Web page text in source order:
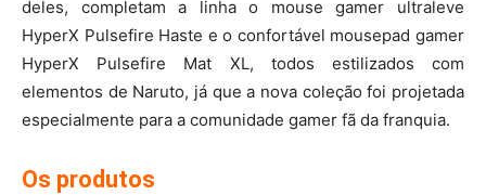
deles, completam a linha o mouse gamer ultraleve
HyperX Pulsefire Haste e o confortável mousepad gamer
HyperX Pulsefire Mat XL, todos estilizados com
elementos de Naruto, já que a nova coleção foi projetada
especialmente para a comunidade gamer fã da franquia.
Os produtos